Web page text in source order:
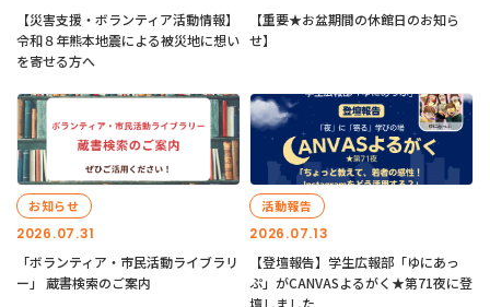
【災害支援・ボランティア活動情報】
令和８年熊本地震による被災地に想い
を寄せる方へ
【重要★お盆期間の休館日のお知ら
せ】
2026.07.31
お知らせ
「ボランティア・市民活動ライブラリ
ー」 蔵書検索のご案内
2026.07.13
活動報告
【登壇報告】学生広報部「ゆにあっ
ぷ」がCANVASよるがく★第71夜に登
壇しました